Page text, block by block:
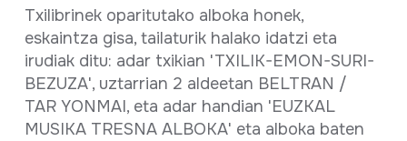
Txilibrinek oparitutako alboka honek,
eskaintza gisa, tailaturik halako idatzi eta
irudiak ditu: adar txikian 'TXILIK-EMON-SURI-
BEZUZA', uztarrian 2 aldeetan BELTRAN /
TAR YONMAI, eta adar handian 'EUZKAL
MUSIKA TRESNA ALBOKA' eta alboka baten